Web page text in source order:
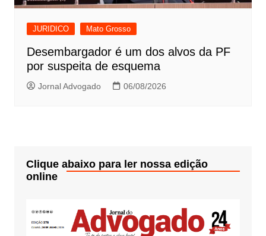
JURIDICO Mato Grosso
Desembargador é um dos alvos da PF
por suspeita de esquema
Jornal Advogado 06/08/2026
Clique abaixo para ler nossa edição
online